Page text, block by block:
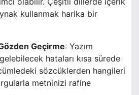
kullanmak harika bir
Geçirme: Yazım
hataları kısa sürede
sözcüklerden hangileri
metninizi rafine